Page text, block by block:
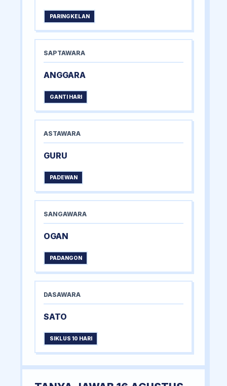
PARINGKELAN
SAPTAWARA
ANGGARA
GANTI HARI
ASTAWARA
GURU
PADEWAN
SANGAWARA
OGAN
PADANGON
DASAWARA
SATO
SIKLUS 10 HARI